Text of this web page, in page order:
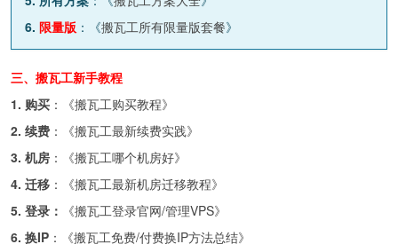
6. 限量版 ：《搬瓦工所有限量版套餐》
三、搬瓦工新手教程
1. 购买 ：《搬瓦工购买教程》
2. 续费 ：《搬瓦工最新续费实践》
3. 机房 ：《搬瓦工哪个机房好》
4. 迁移 ：《搬瓦工最新机房迁移教程》
5. 登录：
《搬瓦工登录官网/管理VPS》
6. 换IP ：《搬瓦工免费/付费换IP方法总结》